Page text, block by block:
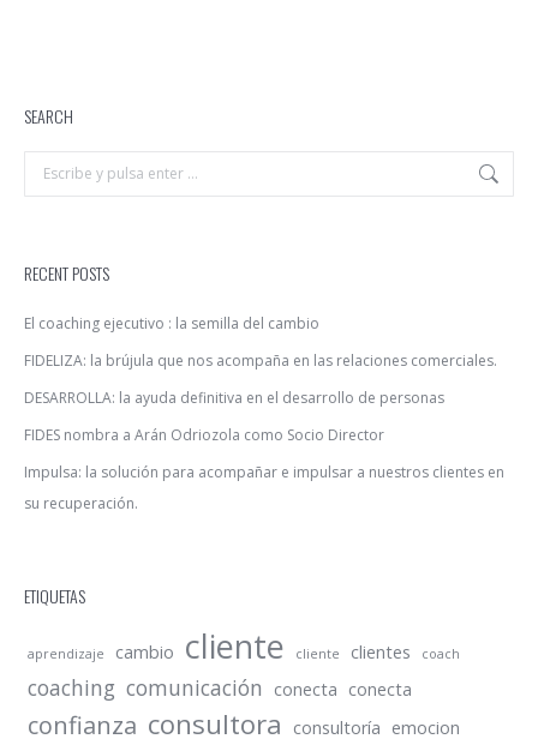
SEARCH
Buscar:
RECENT POSTS
El coaching ejecutivo : la semilla del cambio
FIDELIZA: la brújula que nos acompaña en las relaciones comerciales.
DESARROLLA: la ayuda definitiva en el desarrollo de personas
FIDES nombra a Arán Odriozola como Socio Director
Impulsa: la solución para acompañar e impulsar a nuestros clientes en
su recuperación.
ETIQUETAS
aprendizaje cambio cliente cliente clientes coach
coaching comunicación conecta conecta
confianza consultora consultoría emocion